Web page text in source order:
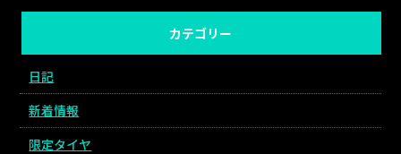
カテゴリー
日記
新着情報
限定タイヤ